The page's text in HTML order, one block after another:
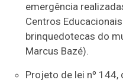
emergência
Centros
brinquedotecas do
Marcus Bazé).
Projeto de lei nº